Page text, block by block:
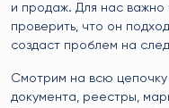
и продаж. Для нас важно
проверить, что он
создаст проблем на
Смотрим на всю цепочку
документа, реестры,